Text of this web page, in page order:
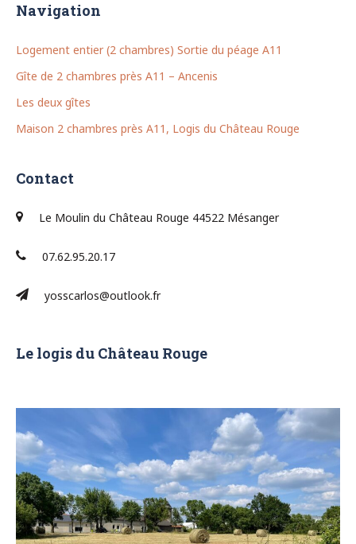
Navigation
Logement entier (2 chambres) Sortie du péage A11
Gîte de 2 chambres près A11 – Ancenis
Les deux gîtes
Maison 2 chambres près A11, Logis du Château Rouge
Contact
Le Moulin du Château Rouge 44522 Mésanger
07.62.95.20.17
yosscarlos@outlook.fr
Le logis du Château Rouge